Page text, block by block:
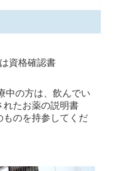
資格確認書
中の方は、飲んでい
れたお薬の説明書
ものを持参してくだ